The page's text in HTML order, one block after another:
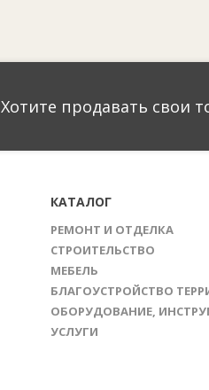
Хотите продавать свои
КАТАЛОГ
РЕМОНТ И ОТДЕЛКА
СТРОИТЕЛЬСТВО
МЕБЕЛЬ
БЛАГОУСТРОЙСТВО
ОБОРУДОВАНИЕ,
УСЛУГИ